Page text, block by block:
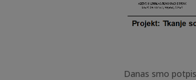
Danas smo